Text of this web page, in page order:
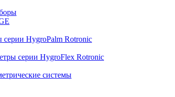
HygroPalm Rotronic
серии HygroFlex Rotronic
системы